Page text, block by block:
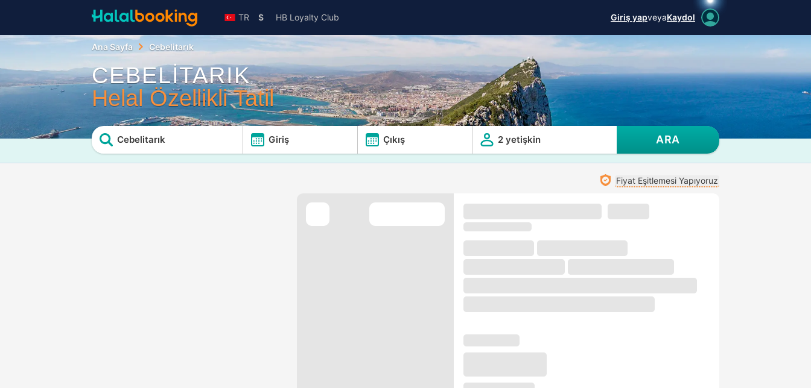
TR $ HB Loyalty Club Giriş yapveyaKaydol
Ana Sayfa Cebelitarık
CEBELİTARIK
Helal Özellikli Tatil
Cebelitarık Giriş Çıkış 2 yetişkin ARA
Fiyat Eşitlemesi Yapıyoruz